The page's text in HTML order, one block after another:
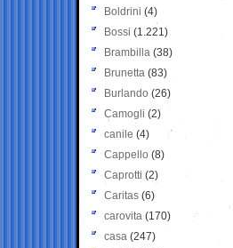
Boldrini (4)
Bossi (1.221)
Brambilla (38)
Brunetta (83)
Burlando (26)
Camogli (2)
canile (4)
Cappello (8)
Caprotti (2)
Caritas (6)
carovita (170)
casa (247)